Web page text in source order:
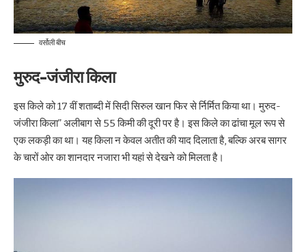
वर्सोली बीच
मुरुद-जंजीरा किला
इस किले को 17 वीं शताब्दी में सिदी सिरुल खान फिर से र्निर्मित किया था। मुरुद-
जंजीरा किला” अलीबाग से 55 किमी की दूरी पर है। इस किले का ढांचा मूल रूप से
एक लकड़ी का था। यह किला न केवल अतीत की याद दिलाता है, बल्कि अरब सागर
के चारों ओर का शानदार नजारा भी यहां से देखने को मिलता है।